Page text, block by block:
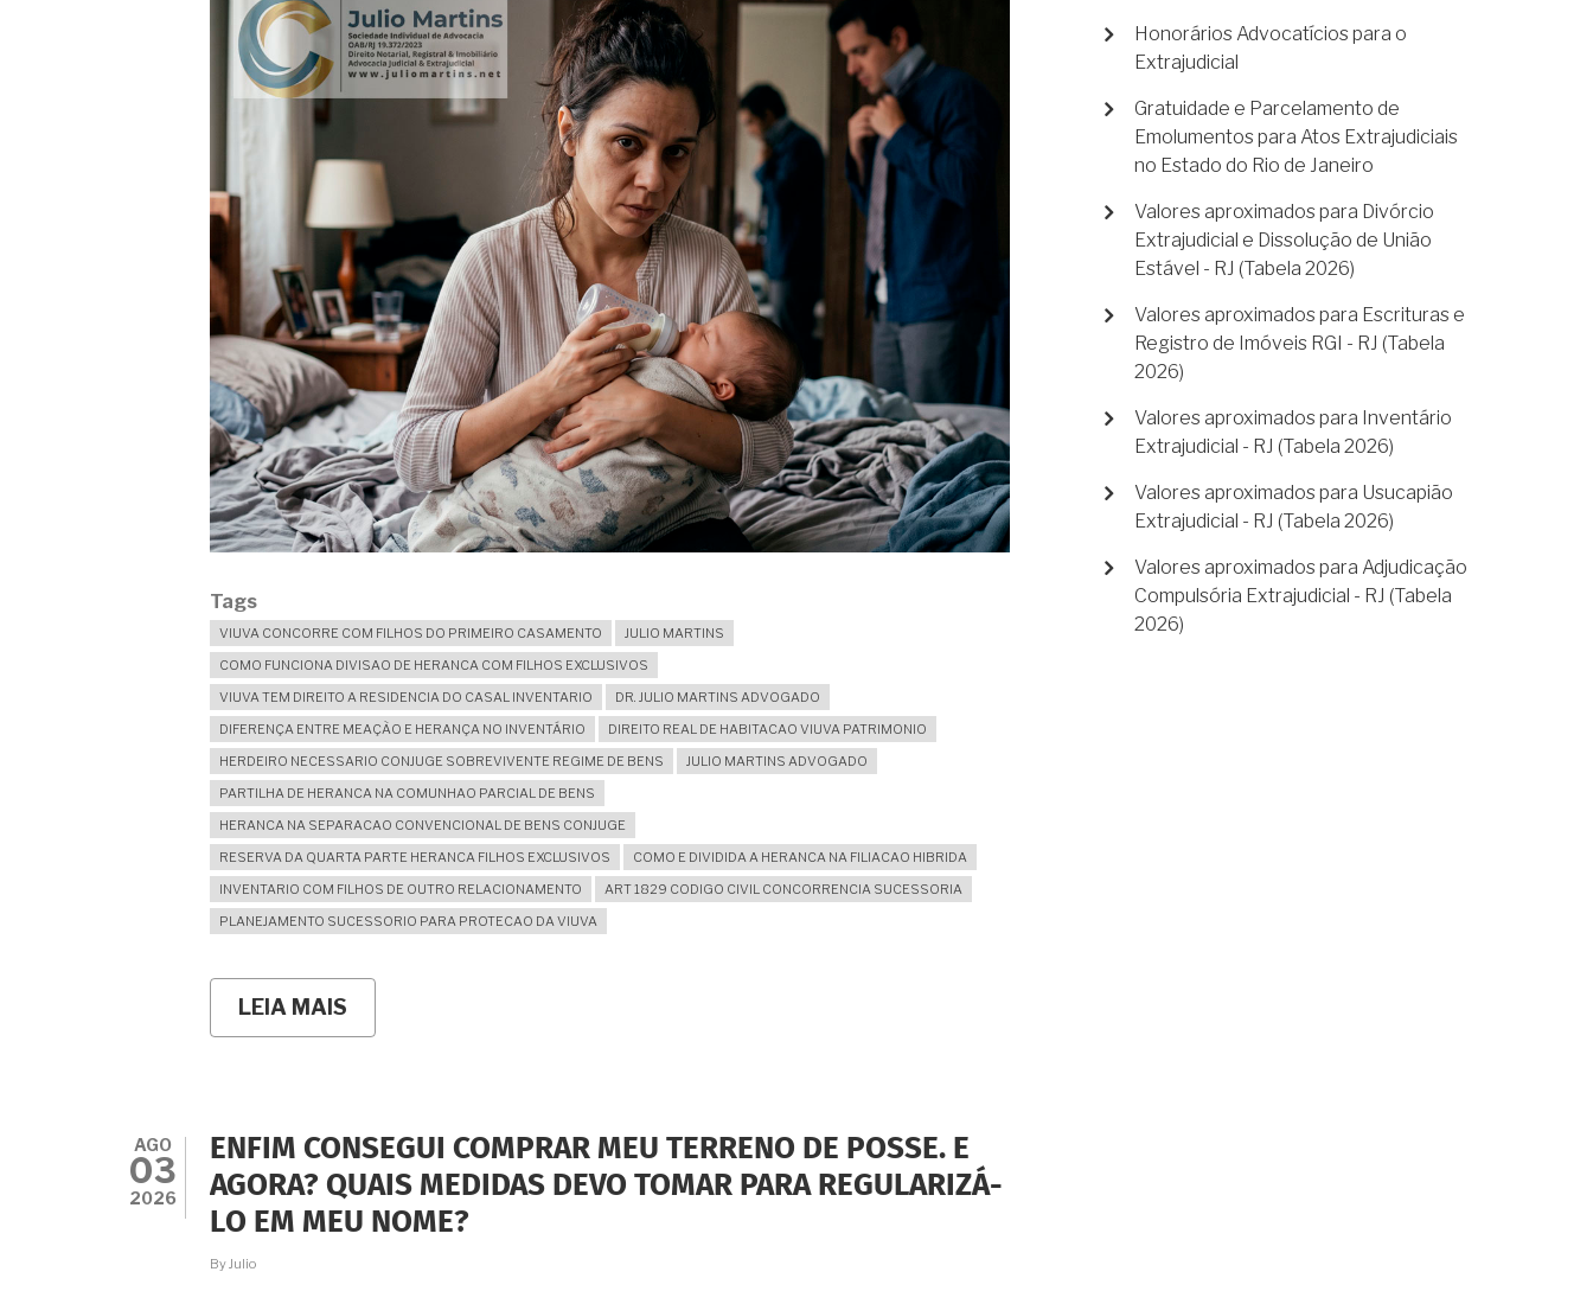
Tags
VIUVA CONCORRE COM FILHOS DO PRIMEIRO CASAMENTO
JULIO MARTINS
COMO FUNCIONA DIVISAO DE HERANCA COM FILHOS EXCLUSIVOS
VIUVA TEM DIREITO A RESIDENCIA DO CASAL INVENTARIO
DR. JULIO MARTINS ADVOGADO
DIFERENÇA ENTRE MEAÇÃO E HERANÇA NO INVENTÁRIO
DIREITO REAL DE HABITACAO VIUVA PATRIMONIO
HERDEIRO NECESSARIO CONJUGE SOBREVIVENTE REGIME DE BENS
JULIO MARTINS ADVOGADO
PARTILHA DE HERANCA NA COMUNHAO PARCIAL DE BENS
HERANCA NA SEPARACAO CONVENCIONAL DE BENS CONJUGE
RESERVA DA QUARTA PARTE HERANCA FILHOS EXCLUSIVOS
COMO E DIVIDIDA A HERANCA NA FILIACAO HIBRIDA
INVENTARIO COM FILHOS DE OUTRO RELACIONAMENTO
ART 1829 CODIGO CIVIL CONCORRENCIA SUCESSORIA
PLANEJAMENTO SUCESSORIO PARA PROTECAO DA VIUVA
LEIA MAIS
MEU
OUTROS
CASAMENTOS.
É
VERDADE
QUE
AGO
03
2026
ENFIM CONSEGUI COMPRAR MEU TERRENO DE POSSE. E
AGORA? QUAIS MEDIDAS DEVO TOMAR PARA REGULARIZÁ-
LO EM MEU NOME?
ByJulio
Honorários Advocatícios para o
Extrajudicial
Gratuidade e Parcelamento de
Emolumentos para Atos Extrajudiciais
no Estado do Rio de Janeiro
Valores aproximados para Divórcio
Extrajudicial e Dissolução de União
Estável - RJ (Tabela 2026)
Valores aproximados para Escrituras e
Registro de Imóveis RGI - RJ (Tabela
2026)
Valores aproximados para Inventário
Extrajudicial - RJ (Tabela 2026)
Valores aproximados para Usucapião
Extrajudicial - RJ (Tabela 2026)
Valores aproximados para Adjudicação
Compulsória Extrajudicial - RJ (Tabela
2026)